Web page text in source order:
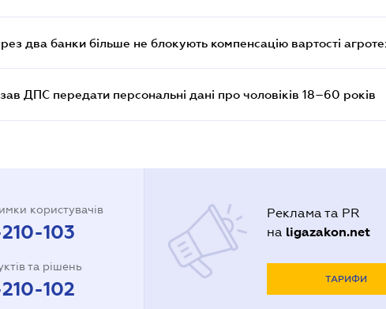
два банки більше не блокують компенсацію вартості
ДПС передати персональні дані про чоловіків 18–60 років
користувачів
103
та рішень
102
Реклама та PR
на ligazakon.net
ТАРИФИ